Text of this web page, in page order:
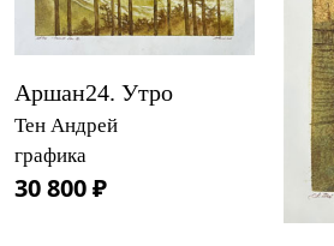
Аршан24. Утро
Тен Андрей
графика
30 800 ₽